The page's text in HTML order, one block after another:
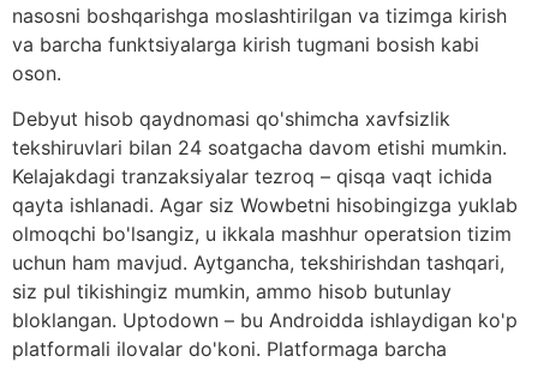
nasosni boshqarishga moslashtirilgan va tizimga kirish
va barcha funktsiyalarga kirish tugmani bosish kabi
oson.
Debyut hisob qaydnomasi qo'shimcha xavfsizlik
tekshiruvlari bilan 24 soatgacha davom etishi mumkin.
Kelajakdagi tranzaksiyalar tezroq – qisqa vaqt ichida
qayta ishlanadi. Agar siz Wowbetni hisobingizga yuklab
olmoqchi bo'lsangiz, u ikkala mashhur operatsion tizim
uchun ham mavjud. Aytgancha, tekshirishdan tashqari,
siz pul tikishingiz mumkin, ammo hisob butunlay
bloklangan. Uptodown – bu Androidda ishlaydigan ko'p
platformali ilovalar do'koni. Platformaga barcha